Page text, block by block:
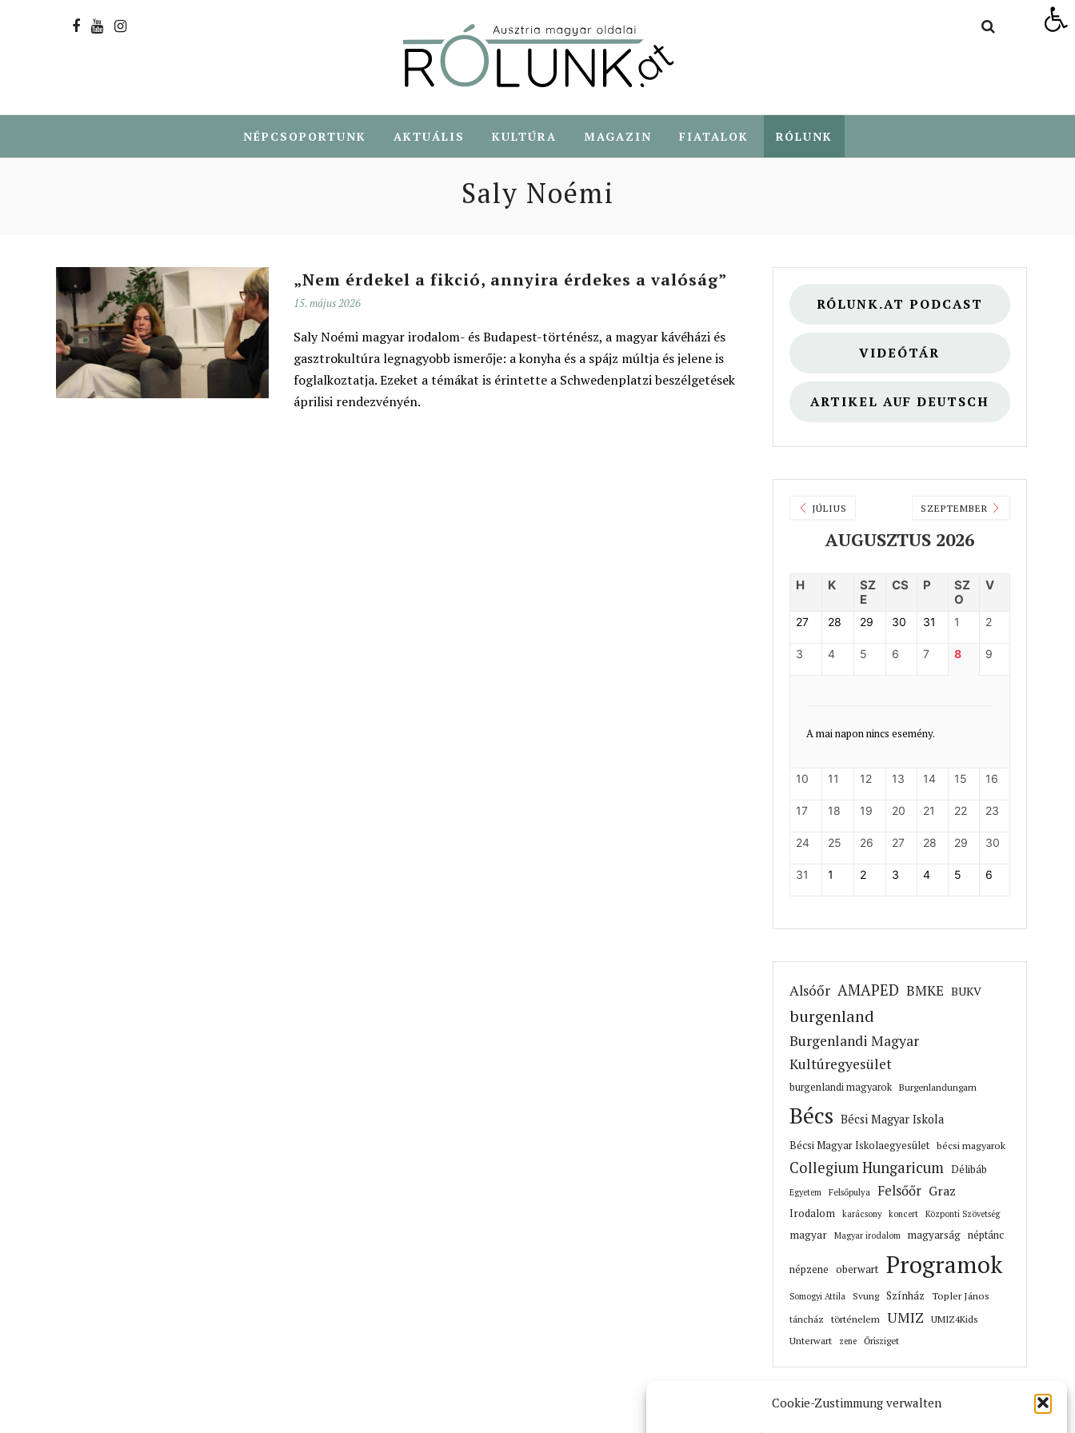
Cookie-Zustimmung verwalten
NÉPCSOPORTUNK AKTUÁLIS KULTÚRA MAGAZIN FIATALOK RÓLUNK
Saly Noémi
„Nem érdekel a fikció, annyira érdekes a valóság”
15. május 2026
Saly Noémi magyar irodalom- és Budapest-történész, a magyar kávéházi és
gasztrokultúra legnagyobb ismerője: a konyha és a spájz múltja és jelene is
foglalkoztatja. Ezeket a témákat is érintette a Schwedenplatzi beszélgetések
áprilisi rendezvényén.
RÓLUNK.AT PODCAST
VIDEÓTÁR
ARTIKEL AUF DEUTSCH
JÚLIUS
AUGUSZTUS 2026
SZEPTEMBER
H K
SZ
E
CS P
SZ
O
V
27 28 29 30 31 1 2
3 4 5 6 7 8 9
A mai napon nincs esemény.
10 11 12 13 14 15 16
17 18 19 20 21 22 23
24 25 26 27 28 29 30
31 1 2 3 4 5 6
Alsóőr AMAPED BMKE BUKV
burgenland
Burgenlandi Magyar
Kultúregyesület
burgenlandi magyarok Burgenlandungarn
Bécs Bécsi Magyar Iskola
Bécsi Magyar Iskolaegyesület bécsi magyarok
Collegium Hungaricum Délibáb
Egyetem Felsőpulya Felsőőr Graz
Irodalom karácsony koncert Központi Szövetség
magyar Magyar irodalom magyarság néptánc
népzene oberwart Programok
Somogyi Attila Svung Színház Topler János
táncház történelem UMIZ
UMIZ4Kids
Unterwart
zene Őrisziget